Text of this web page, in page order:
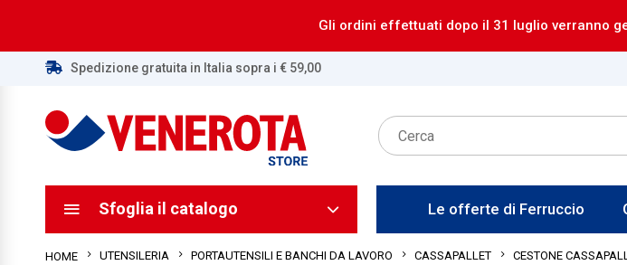
Gli ordini effettuati dopo il 31 luglio verranno
Spedizione gratuita in Italia sopra i € 59,00
Sfoglia il catalogo Le offerte di Ferruccio
HOME UTENSILERIA PORTAUTENSILI E BANCHI DA LAVORO CASSAPALLET CESTONE